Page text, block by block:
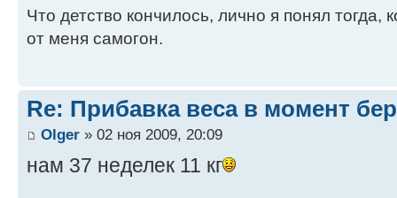
Что детство кончилось, лично я понял тогда,
от меня самогон.
Re: Прибавка веса в момент
Olger » 02 ноя 2009, 20:09
нам 37 неделек 11 кг